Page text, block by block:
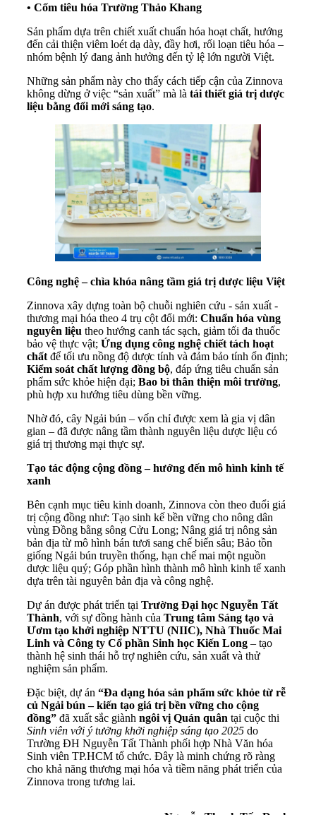
• Cốm tiêu hóa Trường Thảo Khang
Sản phẩm dựa trên chiết xuất chuẩn hóa hoạt chất, hướng
đến cải thiện viêm loét dạ dày, đầy hơi, rối loạn tiêu hóa –
nhóm bệnh lý đang ảnh hưởng đến tỷ lệ lớn người Việt.
Những sản phẩm này cho thấy cách tiếp cận của Zinnova
không dừng ở việc “sản xuất” mà là tái thiết giá trị dược
liệu bằng đổi mới sáng tạo.
Công nghệ – chìa khóa nâng tầm giá trị dược liệu Việt
Zinnova xây dựng toàn bộ chuỗi nghiên cứu - sản xuất -
thương mại hóa theo 4 trụ cột đổi mới: Chuẩn hóa vùng
nguyên liệu theo hướng canh tác sạch, giảm tối đa thuốc
bảo vệ thực vật; Ứng dụng công nghệ chiết tách hoạt
chất để tối ưu nồng độ dược tính và đảm bảo tính ổn định;
Kiểm soát chất lượng đồng bộ, đáp ứng tiêu chuẩn sản
phẩm sức khỏe hiện đại; Bao bì thân thiện môi trường,
phù hợp xu hướng tiêu dùng bền vững.
Nhờ đó, cây Ngải bún – vốn chỉ được xem là gia vị dân
gian – đã được nâng tầm thành nguyên liệu dược liệu có
giá trị thương mại thực sự.
Tạo tác động cộng đồng – hướng đến mô hình kinh tế
xanh
Bên cạnh mục tiêu kinh doanh, Zinnova còn theo đuổi giá
trị cộng đồng như: Tạo sinh kế bền vững cho nông dân
vùng Đồng bằng sông Cửu Long; Nâng giá trị nông sản
bản địa từ mô hình bán tươi sang chế biến sâu; Bảo tồn
giống Ngải bún truyền thống, hạn chế mai một nguồn
dược liệu quý; Góp phần hình thành mô hình kinh tế xanh
dựa trên tài nguyên bản địa và công nghệ.
Dự án được phát triển tại Trường Đại học Nguyễn Tất
Thành, với sự đồng hành của Trung tâm Sáng tạo và
Ươm tạo khởi nghiệp NTTU (NIIC), Nhà Thuốc Mai
Linh và Công ty Cổ phần Sinh học Kiến Long – tạo
thành hệ sinh thái hỗ trợ nghiên cứu, sản xuất và thử
nghiệm sản phẩm.
Đặc biệt, dự án “Đa dạng hóa sản phẩm sức khỏe từ rễ
củ Ngải bún – kiến tạo giá trị bền vững cho cộng
đồng” đã xuất sắc giành ngôi vị Quán quân tại cuộc thi
Sinh viên với ý tưởng khởi nghiệp sáng tạo 2025 do
Trường ĐH Nguyễn Tất Thành phối hợp Nhà Văn hóa
Sinh viên TP.HCM tổ chức. Đây là minh chứng rõ ràng
cho khả năng thương mại hóa và tiềm năng phát triển của
Zinnova trong tương lai.